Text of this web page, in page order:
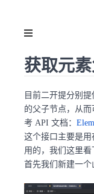
获取元
目前二开提分别提
的父子节点，从
考 API 文档：
这个接口主要是用
用的，我们这里
首先我们新建一个